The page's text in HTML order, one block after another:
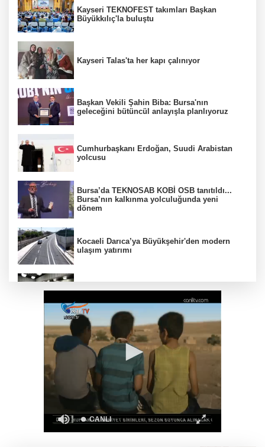
Kayseri TEKNOFEST takımları Başkan
Büyükkılıç'la buluştu
Kayseri Talas'ta her kapı çalınıyor
Başkan Vekili Şahin Biba: Bursa'nın
geleceğini bütüncül anlayışla planlıyoruz
Cumhurbaşkanı Erdoğan, Suudi Arabistan
yolcusu
Bursa’da TEKNOSAB KOBİ OSB tanıtıldı...
Bursa’nın kalkınma yolculuğunda yeni
dönem
Kocaeli Darıca’ya Büyükşehir'den modern
ulaşım yatırımı
Türkiye, bölgesel güvenlik ve Gazze mesajı
Yakıt barcı filosuna iki yeni gemi
Türk Tarih Kurumu’ndan tarihi içerikler tek
platformda
Türkiye ile Vietnam arasında 'hava'da yeni
dönem... Sefer kapasitesi artırıldı